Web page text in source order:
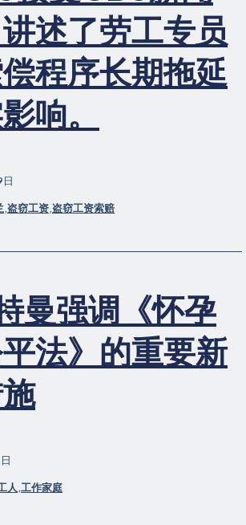
述了劳工专员
程序长期拖延
响。
,盗窃工资,盗窃工资索赔
曼强调《怀孕
法》的重要新
人 ,工作家庭